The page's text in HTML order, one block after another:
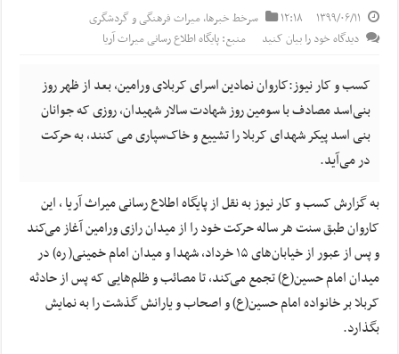
۱۳۹۹/۰۶/۱۱ ۱۲:۱۸ سرخط خبرها,میراث فرهنگی و گردشگری
دیدگاه خود را بیان کنید
منبع: پایگاه اطلاع رسانی میراث آریا
کسب و کار نیوز:کاروان نمادین اسرای کربلای ورامین، بعد از ظهر روز
بنی‌اسد مصادف با سومین روز شهادت سالار شهیدان، روزی که جوانان
بنی اسد پیکر شهدای کربلا را تشییع و خاک‌سپاری می کنند، به حرکت
در می‌آید.
به گزارش کسب و کار نیوز به نقل از پایگاه اطلاع رسانی میراث آریا , این
کاروان طبق سنت هر ساله حرکت خود را از میدان رازی ورامین آغاز می‌کند
و پس از عبور از خیابان‌های ۱۵ خرداد، شهدا و میدان امام خمینی( ره) در
میدان امام حسین(ع) تجمع می‌کند، تا مصائب و ظلم‌هایی که پس از حادثه
کربلا بر خانواده امام حسین(ع) و اصحاب و یارانش گذشت را به نمایش
بگذارد.